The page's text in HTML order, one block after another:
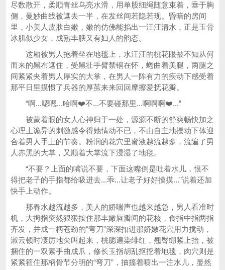
尽数散开，柔顺青丝乌亮水滑，用单股细绳随意束着，垂于胸
侧，曼妙曲线被遮去一半，在发丝间若隐若现。昏暗的房间
里，小美人皮肤白嫩，嫩的仿佛能掐出一汪汪清水，正是玉骨
冰肌似少女，成熟丰腴又有妇人的韵态。
这厢被男人抱着坐在地毯上，水汪汪的桃花眼被不知从何
而来的黑布遮住，受黑壮手臂禁锢在怀，蜷曲着美腿，两腿之
间紧紧夹着男人厚实的大掌，在男人一阵有力的疾动下感受着
那平日里摸惯了兵器的厚茧来来回回摩擦爱抚花瓣。
“啊...嗯嗯...哈啊❤️不...不要碰那里...啊啊啊❤️...”
被蒙着眼的女人心神归于一处，源源不断的舒爽畅快加之
心理上诡异的刺激感令得她情动不已，不由自主地摆动下体迎
合着男人手上的节奏。粉润的花穴里蜜液越流越多，流遍了男
人赤黑的大掌，又顺着大掌流下浸湿了地毯。
“不要？上面的嘴说不要，下面这嘴倒是吐着水儿，恨不
得把老子的手指都给吸进去...乖...让老子好好摸摸...”说着还加
快手上动作。
那春水越流越多，美人的娇喘声也越来越急，男人看准时
机，大拇指突然狠狠按住那丰嫩唇瓣间的花核，食指中指两指
齐发，并成一柄苍劲的“弯刀”深深扣进那娇嫩花穴用力搅动，
淑云顿时凄厉地尖叫起来，桃腮遍染绯红，翘臀绷紧上抬，被
捆住的一双素手曲成爪，修长玉指胡乱抠挖着地毯，肉穴则是
紧紧箍住那柄骨节分明的“弯刀”，抽搐着喷出一注水儿，显然